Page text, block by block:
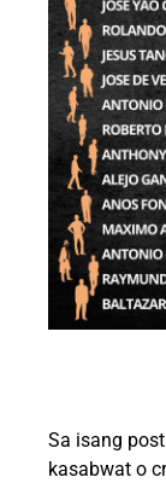
Sa isang
kasabwat o